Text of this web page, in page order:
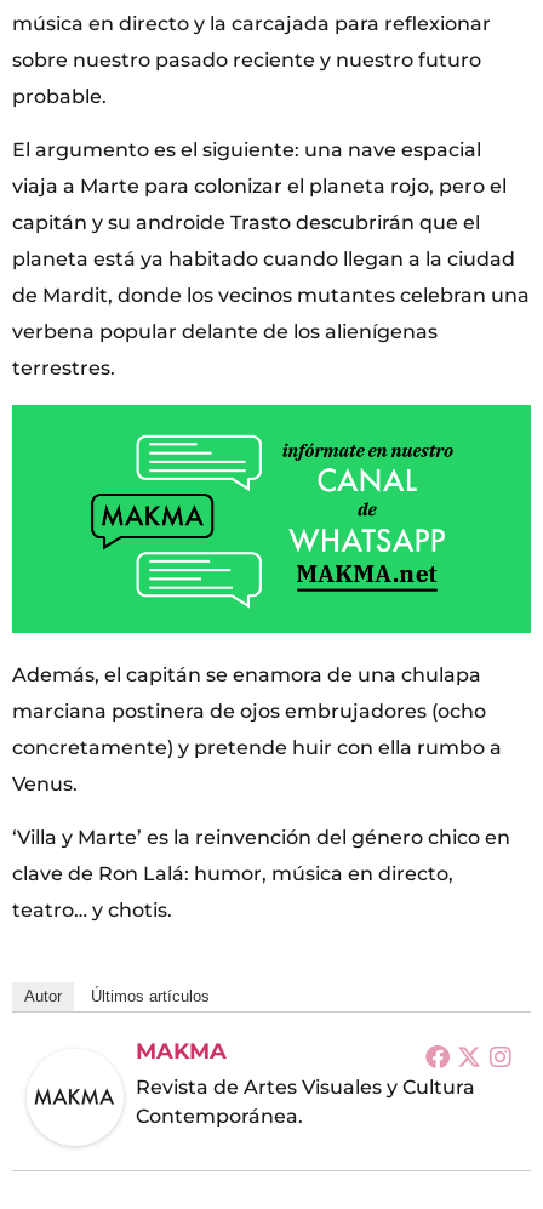
música en directo y la carcajada para reflexionar
sobre nuestro pasado reciente y nuestro futuro
probable.
El argumento es el siguiente: una nave espacial
viaja a Marte para colonizar el planeta rojo, pero el
capitán y su androide Trasto descubrirán que el
planeta está ya habitado cuando llegan a la ciudad
de Mardit, donde los vecinos mutantes celebran una
verbena popular delante de los alienígenas
terrestres.
Además, el capitán se enamora de una chulapa
marciana postinera de ojos embrujadores (ocho
concretamente) y pretende huir con ella rumbo a
Venus.
‘Villa y Marte’ es la reinvención del género chico en
clave de Ron Lalá: humor, música en directo,
teatro… y chotis.
Autor Últimos artículos
MAKMA
Revista de Artes Visuales y Cultura
Contemporánea.